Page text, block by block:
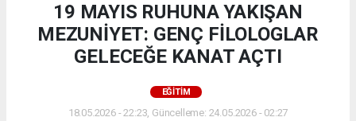
19 MAYIS RUHUNA YAKIŞAN
MEZUNİYET: GENÇ FİLOLOGLAR
GELECEĞE KANAT AÇTI
EĞİTİM
18.05.2026 - 22:23, Güncelleme: 24.05.2026 - 02:27